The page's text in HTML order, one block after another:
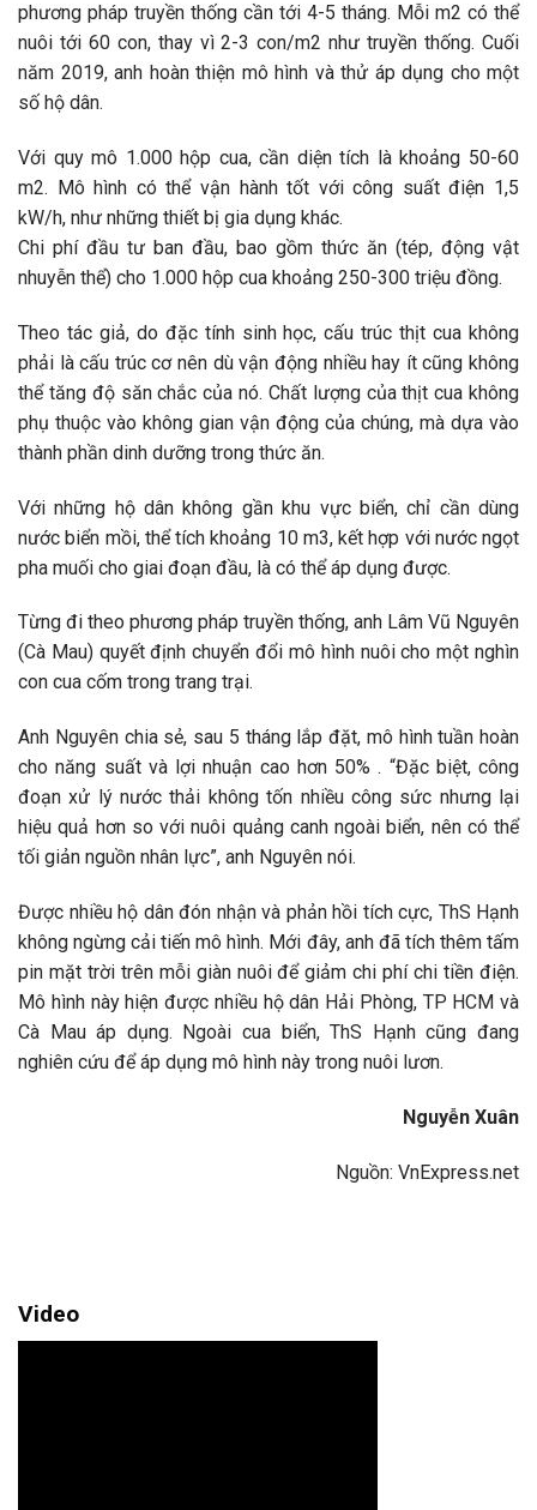
phương pháp truyền thống cần tới 4-5 tháng. Mỗi m2 có thể
nuôi tới 60 con, thay vì 2-3 con/m2 như truyền thống. Cuối
năm 2019, anh hoàn thiện mô hình và thử áp dụng cho một
số hộ dân.
Với quy mô 1.000 hộp cua, cần diện tích là khoảng 50-60
m2. Mô hình có thể vận hành tốt với công suất điện 1,5
kW/h, như những thiết bị gia dụng khác.
Chi phí đầu tư ban đầu, bao gồm thức ăn (tép, động vật
nhuyễn thể) cho 1.000 hộp cua khoảng 250-300 triệu đồng.
Theo tác giả, do đặc tính sinh học, cấu trúc thịt cua không
phải là cấu trúc cơ nên dù vận động nhiều hay ít cũng không
thể tăng độ săn chắc của nó. Chất lượng của thịt cua không
phụ thuộc vào không gian vận động của chúng, mà dựa vào
thành phần dinh dưỡng trong thức ăn.
Với những hộ dân không gần khu vực biển, chỉ cần dùng
nước biển mồi, thể tích khoảng 10 m3, kết hợp với nước ngọt
pha muối cho giai đoạn đầu, là có thể áp dụng được.
Từng đi theo phương pháp truyền thống, anh Lâm Vũ Nguyên
(Cà Mau) quyết định chuyển đổi mô hình nuôi cho một nghìn
con cua cốm trong trang trại.
Anh Nguyên chia sẻ, sau 5 tháng lắp đặt, mô hình tuần hoàn
cho năng suất và lợi nhuận cao hơn 50% . “Đặc biệt, công
đoạn xử lý nước thải không tốn nhiều công sức nhưng lại
hiệu quả hơn so với nuôi quảng canh ngoài biển, nên có thể
tối giản nguồn nhân lực”, anh Nguyên nói.
Được nhiều hộ dân đón nhận và phản hồi tích cực, ThS Hạnh
không ngừng cải tiến mô hình. Mới đây, anh đã tích thêm tấm
pin mặt trời trên mỗi giàn nuôi để giảm chi phí chi tiền điện.
Mô hình này hiện được nhiều hộ dân Hải Phòng, TP HCM và
Cà Mau áp dụng. Ngoài cua biển, ThS Hạnh cũng đang
nghiên cứu để áp dụng mô hình này trong nuôi lươn.
Nguyễn Xuân
Nguồn: VnExpress.net
Video